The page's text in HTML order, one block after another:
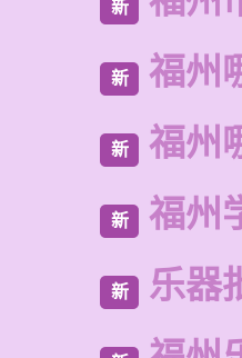
新
新 福州
新 福州
新 福州
新 乐器